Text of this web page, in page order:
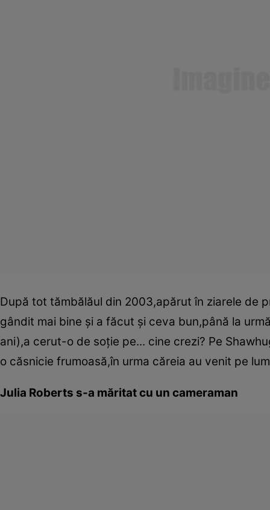
După tot tămbălăul din 2003,apărut în ziarele de
gândit mai bine şi a făcut şi ceva bun,până la
ani),a cerut-o de soţie pe... cine crezi? Pe
o căsnicie frumoasă,în urma căreia au venit pe
Julia Roberts s-a măritat cu un cameraman